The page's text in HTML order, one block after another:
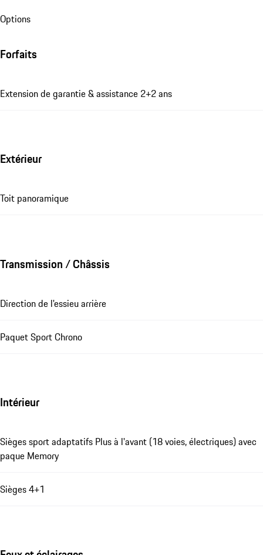
Options
Forfaits
Extension de garantie & assistance 2+2 ans
Extérieur
Toit panoramique
Transmission / Châssis
Direction de l'essieu arrière
Paquet Sport Chrono
Intérieur
Sièges sport adaptatifs Plus à l'avant (18 voies, électriques) avec
paque Memory
Sièges 4+1